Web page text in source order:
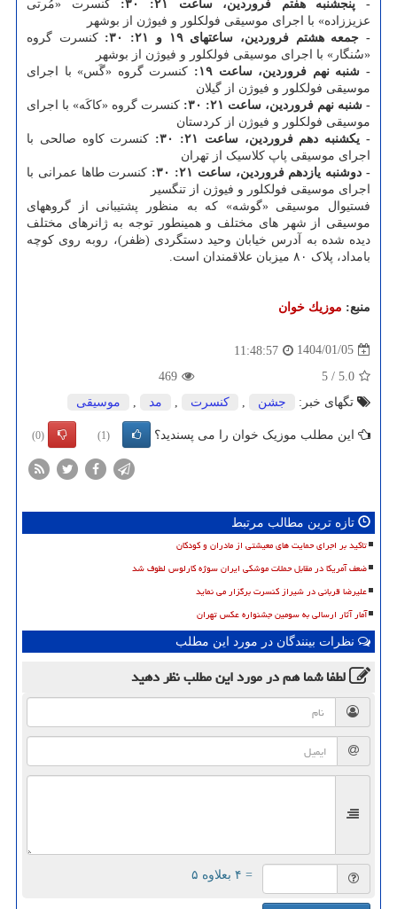
- پنجشنبه هفتم فروردین، ساعت ۲۱: ۳۰:
کنسرت «مُرتی
عزیززاده» با اجرای موسیقی فولکلور و فیوژن از بوشهر
- جمعه هشتم فروردین، ساعتهای ۱۹ و ۲۱: ۳۰:
کنسرت گروه
«سُنگار» با اجرای موسیقی فولکلور و فیوژن از بوشهر
- شنبه نهم فروردین، ساعت ۱۹:
کنسرت گروه «گَس» با اجرای
موسیقی فولکلور و فیوژن از گیلان
- شنبه نهم فروردین، ساعت ۲۱: ۳۰:
کنسرت گروه «کاکَه» با اجرای
موسیقی فولکلور و فیوژن از کردستان
- یکشنبه دهم فروردین، ساعت ۲۱: ۳۰:
کنسرت کاوه صالحی با
اجرای موسیقی پاپ کلاسیک از تهران
- دوشنبه یازدهم فروردین، ساعت ۲۱: ۳۰:
کنسرت طاها عمرانی با
اجرای موسیقی فولکلور و فیوژن از تنگسیر
فستیوال موسیقی «گوشه» که به منظور پشتیبانی از گروههای
موسیقی از شهر های مختلف و همینطور توجه به ژانرهای مختلف
دیده شده به آدرس خیابان وحید دستگردی (ظفر)، روبه روی کوچه
بامداد، پلاک ۸۰ میزبان علاقمندان است.
منبع: موزیك خوان
1404/01/05
11:48:57
5.0
/
5
469
تگهای خبر:
جشن , كنسرت , مد , موسیقی
این مطلب موزیک خوان را می پسندید؟ (1)
(0)
تازه ترین مطالب مرتبط
تاکید بر اجرای حمایت های معیشتی از مادران و کودکان
ضعف آمریکا در مقابل حملات موشکی ایران سوژه کارلوس لطوف شد
علیرضا قربانی در شیراز کنسرت برگزار می نماید
آمار آثار ارسالی به سومین جشنواره عکس تهران
نظرات بینندگان در مورد این مطلب
لطفا شما همدر مورد این مطلبنظر دهید
= ۴ بعلاوه ۵